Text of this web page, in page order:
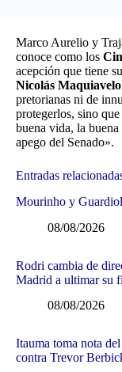
Marco Aurelio y
conoce como los
acepción que tiene
Nicolás
pretorianas ni de
protegerlos, sino
buena vida, la
apego del Senado».
Entradas
Mourinho y
08/08/2026
Rodri cambia de
Madrid a ultimar su
08/08/2026
Itauma toma nota
contra Trevor